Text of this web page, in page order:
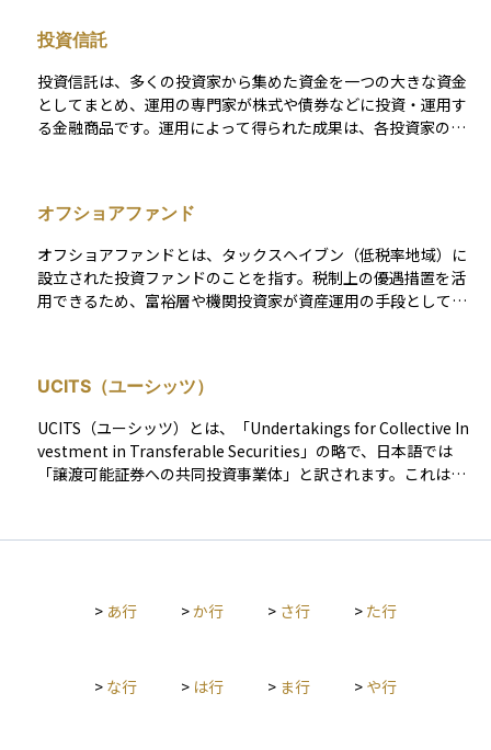
投資信託
投資信託は、多くの投資家から集めた資金を一つの大きな資金
としてまとめ、運用の専門家が株式や債券などに投資・運用す
る金融商品です。運用によって得られた成果は、各投資家の投
料などのコストが発生することにも注意が必要です。また、投
資信託ごとに運用方針やリスクの水準が異なり、運用の専門家
がその方針に基づいて投資先を選定し、資金を運用していきま
す。
オフショアファンド
オフショアファンドとは、タックスヘイブン（低税率地域）に
設立された投資ファンドのことを指す。税制上の優遇措置を活
用できるため、富裕層や機関投資家が資産運用の手段として利
なる。透明性の向上や税制改正の影響もあり、近年は適切なコ
ンプライアンス対応が求められている。
UCITS（ユーシッツ）
UCITS（ユーシッツ）とは、「Undertakings for Collective In
vestment in Transferable Securities」の略で、日本語では
「譲渡可能証券への共同投資事業体」と訳されます。これは、
CITSに準拠したファンドは、高い透明性やリスク管理体制が求
AVなどの投資形態がこのUCITS基準に則って運用されることが
> あ行 >か行 > さ行 > た行
> な行 > は行 > ま行 > や行